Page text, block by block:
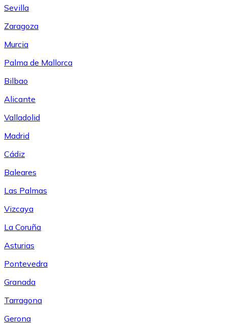
Sevilla
Zaragoza
Murcia
Palma de Mallorca
Bilbao
Alicante
Valladolid
Madrid
Cádiz
Baleares
Las Palmas
Vizcaya
La Coruña
Asturias
Pontevedra
Granada
Tarragona
Gerona